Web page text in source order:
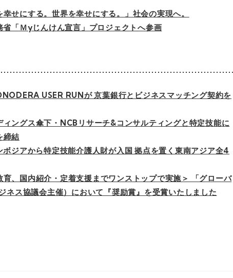
幸せにする。世界を幸せにする。」社会の実現へ。
省「Ｍyじんけん宣言」プロジェクトへ参画
USER RUNが 京葉銀行とビジネスマッチング契約を
ングス傘下・NCBリサーチ&コンサルティングと特定技能に
締結
ジアから特定技能介護人財が入国 拠点を置く東南アジア全4
育、国内紹介・定着支援までワンストップで実施＞ 「グローバ
ネス協議会主催）において『奨励賞』を受賞いたしました